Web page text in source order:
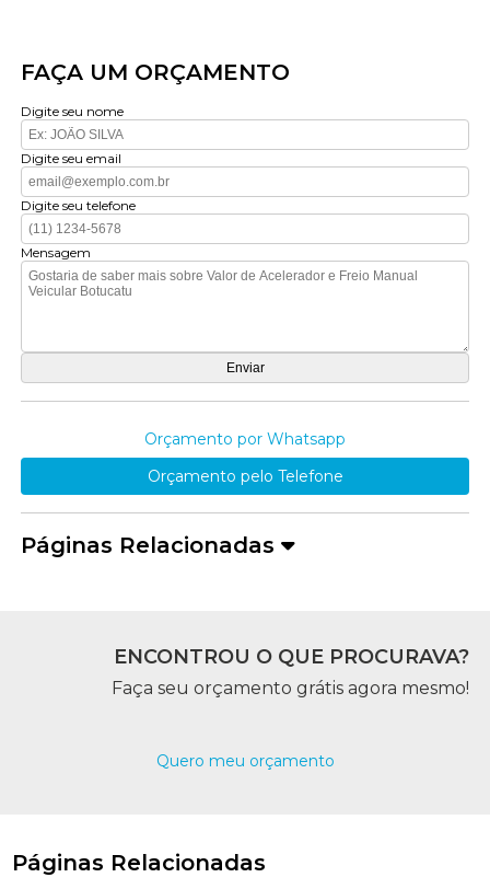
FAÇA UM ORÇAMENTO
Digite seu nome
Digite seu email
Digite seu telefone
Mensagem
Orçamento por Whatsapp
Orçamento pelo Telefone
Páginas Relacionadas
ENCONTROU O QUE PROCURAVA?
Faça seu orçamento grátis agora mesmo!
Quero meu orçamento
Páginas Relacionadas